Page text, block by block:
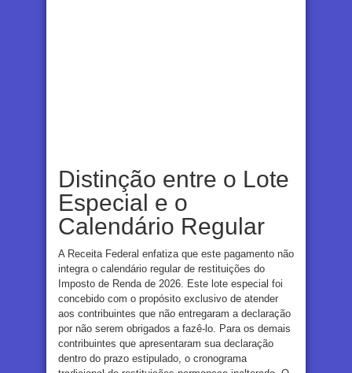
Distinção entre o Lote
Especial e o
Calendário Regular
A Receita Federal enfatiza que este pagamento não
integra o calendário regular de restituições do
Imposto de Renda de 2026. Este lote especial foi
concebido com o propósito exclusivo de atender
aos contribuintes que não entregaram a declaração
por não serem obrigados a fazê-lo. Para os demais
contribuintes que apresentaram sua declaração
dentro do prazo estipulado, o cronograma